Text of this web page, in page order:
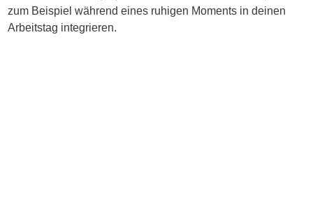
zum Beispiel während eines ruhigen Moments in deinen
Arbeitstag integrieren.